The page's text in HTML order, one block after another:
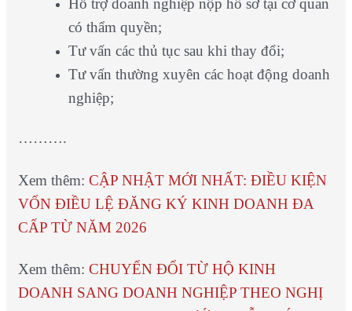
có thẩm quyền;
Tư vấn các thủ tục sau khi thay đổi;
Tư vấn thường xuyên các hoạt động doanh
nghiệp;
……….
Xem thêm: CẬP NHẬT MỚI NHẤT: ĐIỀU KIỆN
VỐN ĐIỀU LỆ ĐĂNG KÝ KINH DOANH ĐA
CẤP TỪ NĂM 2026
Xem thêm: CHUYỂN ĐỔI TỪ HỘ KINH
DOANH SANG DOANH NGHIỆP THEO NGHỊ